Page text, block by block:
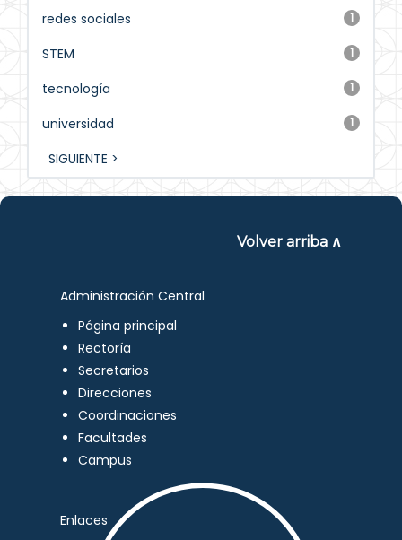
1
redes sociales
1
STEM
1
tecnología
1
universidad
SIGUIENTE >
Volver arriba ∧
Administración Central
Página principal
Rectoría
Secretarios
Direcciones
Coordinaciones
Facultades
Campus
Enlaces